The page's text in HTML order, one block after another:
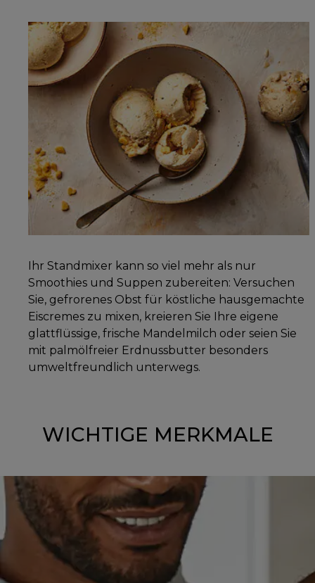
Ihr Standmixer kann so viel mehr als nur
Smoothies und Suppen zubereiten: Versuchen
Sie, gefrorenes Obst für köstliche hausgemachte
Eiscremes zu mixen, kreieren Sie Ihre eigene
glattflüssige, frische Mandelmilch oder seien Sie
mit palmölfreier Erdnussbutter besonders
umweltfreundlich unterwegs.
WICHTIGE MERKMALE